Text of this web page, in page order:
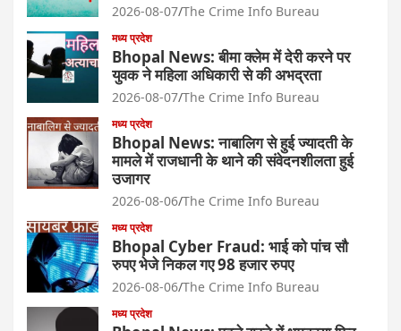
2026-08-07 The Crime Info Bureau
मध्य प्रदेश
Bhopal News: बीमा क्लेम में देरी करने पर
युवक ने महिला अधिकारी से की अभद्रता
2026-08-07 The Crime Info Bureau
मध्य प्रदेश
Bhopal News: नाबालिग से हुई ज्यादती के
मामले में राजधानी के थाने की संवेदनशीलता हुई
उजागर
2026-08-06 The Crime Info Bureau
मध्य प्रदेश
Bhopal Cyber Fraud: भाई को पांच सौ
रुपए भेजे निकल गए 98 हजार रुपए
2026-08-06 The Crime Info Bureau
मध्य प्रदेश